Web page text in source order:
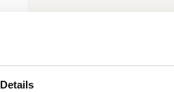
Details